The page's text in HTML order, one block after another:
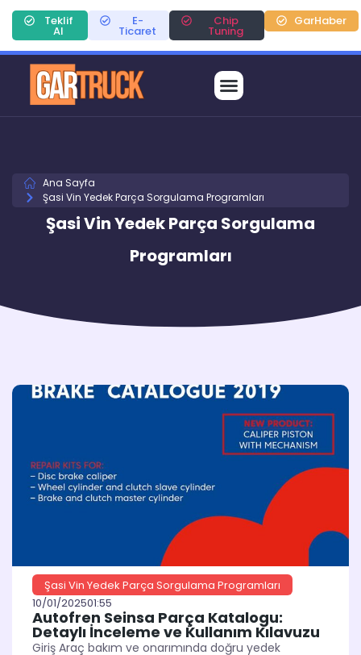
Teklif
Al
E-
Ticaret
Chip
Tuning
GarHaber
Ana Sayfa
Şasi Vin Yedek Parça Sorgulama Programları
Şasi Vin Yedek Parça Sorgulama
Programları
Şasi Vin Yedek Parça Sorgulama Programları
10/01/202501:55
Autofren Seinsa Parça Katalogu:
Detaylı İnceleme ve Kullanım Kılavuzu
Giriş Araç bakım ve onarımında doğru yedek